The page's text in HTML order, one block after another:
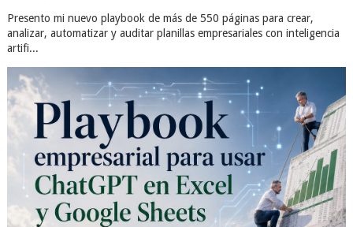
Presento mi nuevo playbook de más de 550 páginas para crear,
analizar, automatizar y auditar planillas empresariales con inteligencia
artifi...